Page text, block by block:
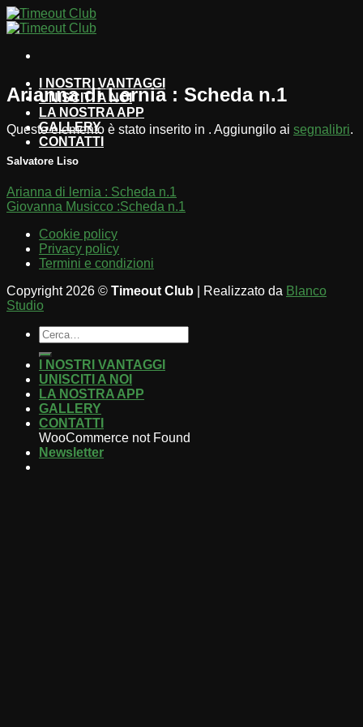
Salta
ai
I NOSTRI VANTAGGI
UNISCITI A NOI
LA NOSTRA APP
GALLERY
CONTATTI
Arianna di Lernia : Scheda n.1
Questo elemento è stato inserito in . Aggiungilo ai segnalibri.
Salvatore Liso
Arianna di lernia : Scheda n.1
Giovanna Musicco :Scheda n.1
Cookie policy
Privacy policy
Termini e condizioni
Copyright 2026 © Timeout Club | Realizzato da Blanco
Studio
I NOSTRI VANTAGGI
UNISCITI A NOI
LA NOSTRA APP
GALLERY
CONTATTI
WooCommerce not Found
Newsletter